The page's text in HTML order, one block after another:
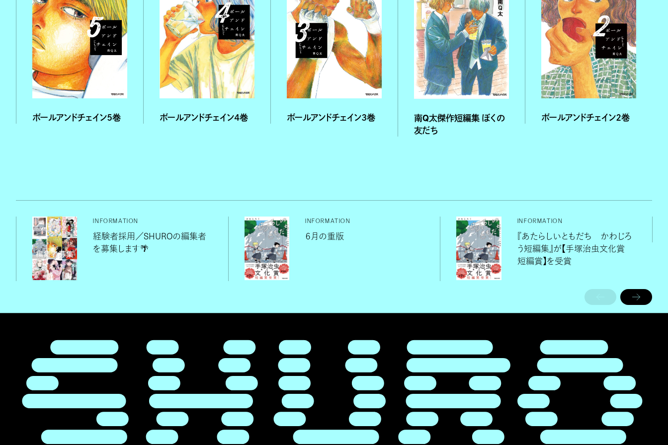
ボールアンドチェイン５巻 ボールアンドチェイン４巻 ボールアンドチェイン３巻
南Q太傑作短編集 ぼくの
友だち
ボールアンドチェイン２巻
INFORMATION
経験者採用／SHUROの編集者
を募集します🌴
INFORMATION
６月の重版
INFORMATION
『あたらしいともだち かわじろ
う短編集』が【手塚治虫文化賞
短編賞】を受賞